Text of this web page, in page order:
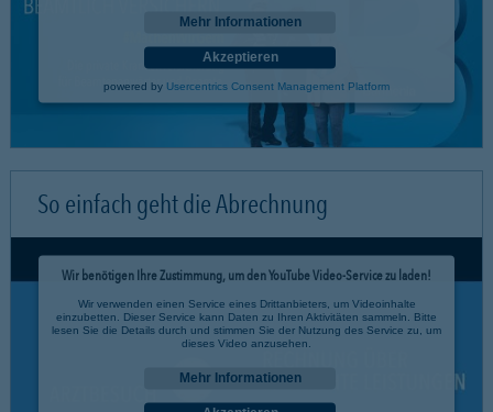
Mehr Informationen
Akzeptieren
powered by Usercentrics Consent Management Platform
So einfach geht die Abrechnung
Wir benötigen Ihre Zustimmung, um den YouTube Video-Service zu laden!
Wir verwenden einen Service eines Drittanbieters, um Videoinhalte
einzubetten. Dieser Service kann Daten zu Ihren Aktivitäten sammeln. Bitte
lesen Sie die Details durch und stimmen Sie der Nutzung des Service zu, um
dieses Video anzusehen.
Mehr Informationen